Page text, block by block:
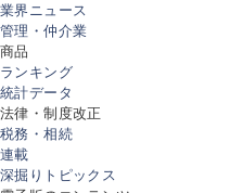
業界ニュース
管理・仲介業
商品
ランキング
統計データ
法律・制度改正
税務・相続
連載
深掘りトピックス